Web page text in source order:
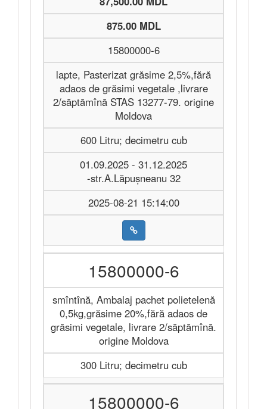
875.00 MDL
15800000-6
lapte, Pasterizat grăsime 2,5%,fără
adaos de grăsimi vegetale ,livrare
2/săptămînă STAS 13277-79. origine
Moldova
600 Litru; decimetru cub
01.09.2025 - 31.12.2025
-str.A.Lăpușneanu 32
2025-08-21 15:14:00
15800000-6
smîntînă, Ambalaj pachet polietelenă
0,5kg,grăsime 20%,fără adaos de
grăsimi vegetale, livrare 2/săptămînă.
origine Moldova
300 Litru; decimetru cub
15800000-6